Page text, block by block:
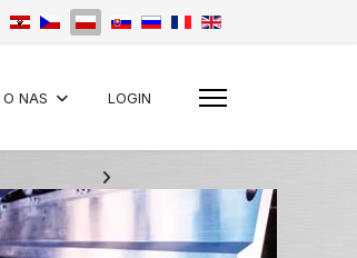
O NAS LOGIN